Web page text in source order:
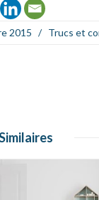
2015 / Trucs et